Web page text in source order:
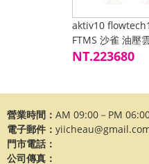
aktiv10
FTMS 沙雀 油壓
12kg 100mm 液
NT.223680
營業時間： AM 09:00－PM
電子郵件：
門市電話：
公司傳真：